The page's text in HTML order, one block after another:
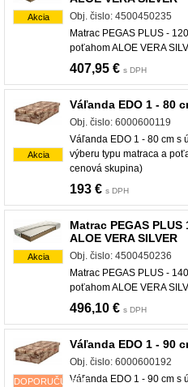
Akcia
Obj. čislo: 4500450235
Matrac PEGAS PLUS -
poťahom ALOE VERA
407,95 € s DPH
Akcia
Váľanda EDO 1 - 80
Obj. čislo: 6000600119
Váľanda EDO 1 - 80 cm s
výberu typu matraca a
cenová skupina)
193 € s DPH
Akcia
Matrac PEGAS
ALOE VERA SILVER
Obj. čislo: 4500450236
Matrac PEGAS PLUS -
poťahom ALOE VERA
496,10 € s DPH
DOPORUČUJEME
Váľanda EDO 1 - 90
Obj. čislo: 6000600192
Váľanda EDO 1 - 90 cm s